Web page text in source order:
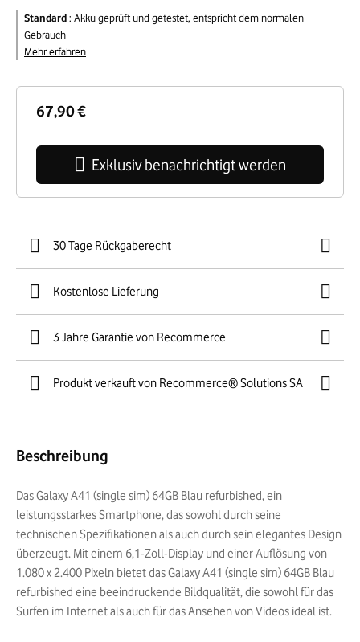
67,90 €
Exklusiv benachrichtigt werden
Standard: Akku geprüft und getestet, entspricht dem normalen
Gebrauch
Mehr erfahren
30 Tage Rückgaberecht
Kostenlose Lieferung
3 Jahre Garantie von Recommerce
Produkt verkauft von Recommerce® Solutions SA
Beschreibung
Das Galaxy A41 (single sim) 64GB Blau refurbished, ein
leistungsstarkes Smartphone, das sowohl durch seine
technischen Spezifikationen als auch durch sein elegantes Design
überzeugt. Mit einem 6,1-Zoll-Display und einer Auflösung von
1.080 x 2.400 Pixeln bietet das Galaxy A41 (single sim) 64GB Blau
refurbished eine beeindruckende Bildqualität, die sowohl für das
Surfen im Internet als auch für das Ansehen von Videos ideal ist.